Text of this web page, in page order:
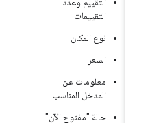
التقييمات
نوع المكان
السعر
معلومات عن
المدخل المناسب
حالة "مفتوح الآن"